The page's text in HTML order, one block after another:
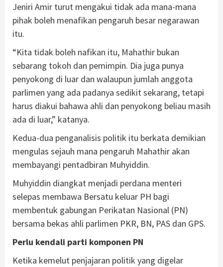
Jeniri Amir turut mengakui tidak ada mana-mana
pihak boleh menafikan pengaruh besar negarawan
itu.
“Kita tidak boleh nafikan itu, Mahathir bukan
sebarang tokoh dan pemimpin. Dia juga punya
penyokong di luar dan walaupun jumlah anggota
parlimen yang ada padanya sedikit sekarang, tetapi
harus diakui bahawa ahli dan penyokong beliau masih
ada di luar,” katanya.
Kedua-dua penganalisis politik itu berkata demikian
mengulas sejauh mana pengaruh Mahathir akan
membayangi pentadbiran Muhyiddin.
Muhyiddin diangkat menjadi perdana menteri
selepas membawa Bersatu keluar PH bagi
membentuk gabungan Perikatan Nasional (PN)
bersama bekas ahli parlimen PKR, BN, PAS dan GPS.
Perlu kendali parti komponen PN
Ketika kemelut penjajaran politik yang digelar